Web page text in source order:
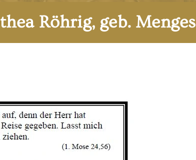
Röhrig, geb. Menges